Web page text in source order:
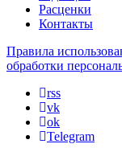
Расценки
Контакты
Правила
обработки
rss
vk
ok
Telegram